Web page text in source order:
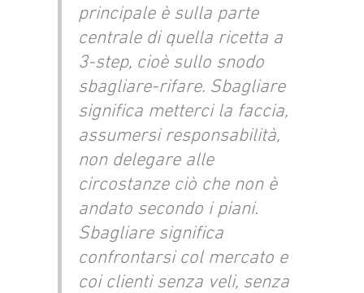
principale è sulla parte
centrale di quella ricetta a
3-step, cioè sullo snodo
sbagliare-rifare. Sbagliare
significa metterci la faccia,
assumersi responsabilità,
non delegare alle
circostanze ciò che non è
andato secondo i piani.
Sbagliare significa
confrontarsi col mercato e
coi clienti senza veli, senza